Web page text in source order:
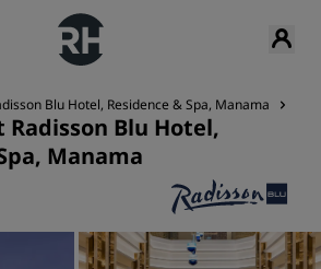
Blu Hotel, Residence & Spa, Manama
Blu Hotel,
Manama